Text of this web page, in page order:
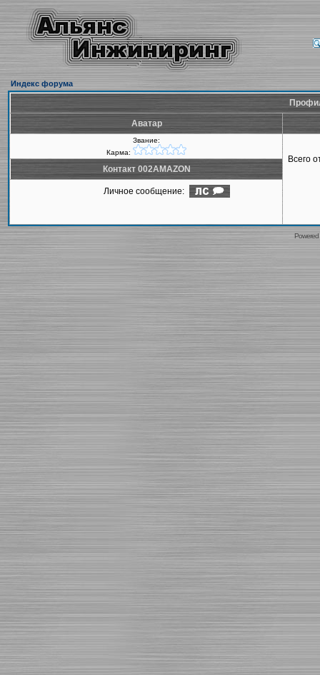
Индекс форума
Аватар
Звание:
Карма:
Всего
Контакт 002AMAZON
Личное сообщение: